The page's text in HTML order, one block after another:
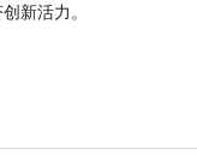
新活力。